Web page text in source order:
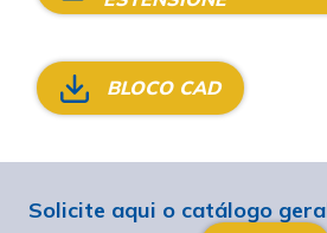
BLOCO CAD
Solicite aqui o catálogo